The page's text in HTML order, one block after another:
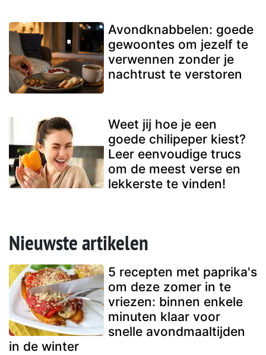
Avondknabbelen: goede
gewoontes om jezelf te
verwennen zonder je
nachtrust te verstoren
Weet jij hoe je een
goede chilipeper kiest?
Leer eenvoudige trucs
om de meest verse en
lekkerste te vinden!
Nieuwste artikelen
5 recepten met paprika's
om deze zomer in te
vriezen: binnen enkele
minuten klaar voor
snelle avondmaaltijden
in de winter